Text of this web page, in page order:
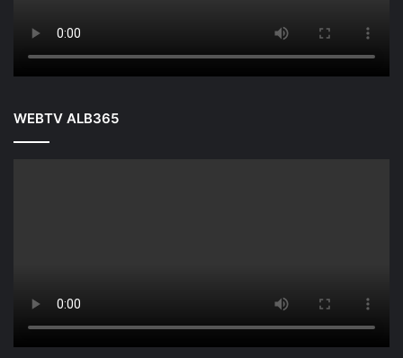
WEBTV ALB365